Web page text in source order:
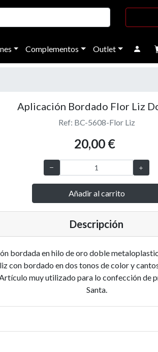
Complementos Outlet
Aplicación Bordado Flor Liz
Ref: BC-5608-Flor Liz
20,00 €
Añadir al carrito
Descripción
bordada en hilo de oro doble
con bordado en dos tonos de color y
muy utilizado para lo confección de
Santa.